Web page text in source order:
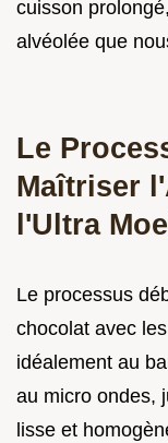
cuisson
alvéolée que
Le
Maîtriser
l'Ultra
Le processus
chocolat avec
idéalement au
au micro ondes,
lisse et